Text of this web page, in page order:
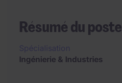
Résumé du poste
Ingénierie & Industries